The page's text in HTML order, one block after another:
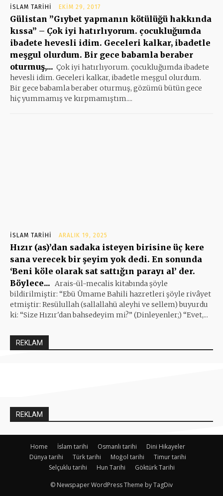
İSLAM TARIHI EKIM 29, 2017
Gülistan ”Gıybet yapmanın kötülüğü hakkında
kıssa” – Çok iyi hatırlıyorum. çocukluğumda
ibadete hevesli idim. Geceleri kalkar, ibadetle
meşgul olurdum. Bir gece babamla beraber
oturmuş,... Çok iyi hatırlıyorum. çocukluğumda ibadete
hevesli idim. Geceleri kalkar, ibadetle meşgul olurdum.
Bir gece babamla beraber oturmuş, gözümü bütün gece
hiç yummamış ve kırpmamıştım....
İSLAM TARIHI ARALIK 19, 2025
Hızır (as)’dan sadaka isteyen birisine üç kere
sana verecek bir şeyim yok dedi. En sonunda
‘Beni köle olarak sat sattığın parayı al’ der.
Böylece... Arais-ül-mecalis kitabında şöyle
bildirilmiştir: “Ebü Ümame Bahili hazretleri şöyle rivâyet
etmiştir: Resülullah (sallallahü aleyhi ve sellem) buyurdu
ki: “Size Hızır'dan bahsedeyim mi?” (Dinleyenler;) “Evet,...
REKLAM
REKLAM
Home İslam tarihi Osmanlı tarihi
Dini Hikayeler
Dünya tarihi
Türk tarihi Moğol tarihi
Timur tarihi
Selçuklu tarihi
Hun Tarihi Göktürk Tarihi
© Newspaper WordPress Theme by TagDiv